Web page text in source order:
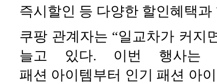
즉시할인 등 다양한 할인혜택
쿠팡 관계자는 “일교차가 커지
늘고 있다. 이번 행사는
패션 아이템부터 인기 패션 아